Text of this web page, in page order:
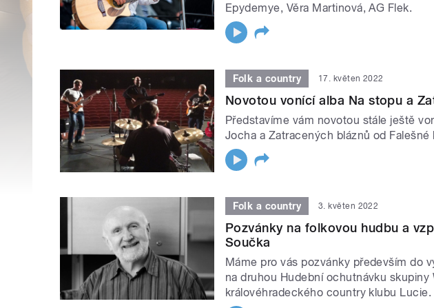
Epydemye, Věra Martinová, AG Flek.
Folk a country 17. květen 2022
Novotou vonící alba Na stopu a
Představíme vám novotou stále ještě
Jocha a Zatracených bláznů od Falešné
Folk a country 3. květen 2022
Pozvánky na folkovou hudbu a
Součka
Máme pro vás pozvánky především do
na druhou Hudební ochutnávku skupiny
královéhradeckého country klubu Lucie.